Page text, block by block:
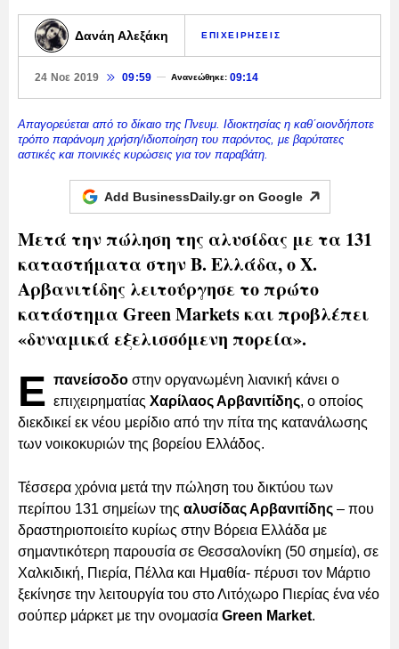
Δανάη Αλεξάκη ΕΠΙΧΕΙΡΗΣΕΙΣ
24 Νοε 2019 09:59 Ανανεώθηκε: 09:14
Απαγορεύεται από το δίκαιο της Πνευμ. Ιδιοκτησίας η καθ΄οιονδήποτε
τρόπο παράνομη χρήση/ιδιοποίηση του παρόντος, με βαρύτατες
αστικές και ποινικές κυρώσεις για τον παραβάτη.
Add BusinessDaily.gr on Google
Μετά την πώληση της αλυσίδας με τα 131
καταστήματα στην Β. Ελλάδα, ο Χ.
Αρβανιτίδης λειτούργησε το πρώτο
κατάστημα Green Markets και προβλέπει
«δυναμικά εξελισσόμενη πορεία».
Ε πανείσοδο στην οργανωμένη λιανική κάνει ο
επιχειρηματίας Χαρίλαος Αρβανιτίδης, ο οποίος
διεκδικεί εκ νέου μερίδιο από την πίτα της κατανάλωσης
των νοικοκυριών της βορείου Ελλάδος.
Τέσσερα χρόνια μετά την πώληση του δικτύου των
περίπου 131 σημείων της αλυσίδας Αρβανιτίδης – που
δραστηριοποιείτο κυρίως στην Βόρεια Ελλάδα με
σημαντικότερη παρουσία σε Θεσσαλονίκη (50 σημεία), σε
Χαλκιδική, Πιερία, Πέλλα και Ημαθία- πέρυσι τον Μάρτιο
ξεκίνησε την λειτουργία του στο Λιτόχωρο Πιερίας ένα νέο
σούπερ μάρκετ με την ονομασία Green Market.